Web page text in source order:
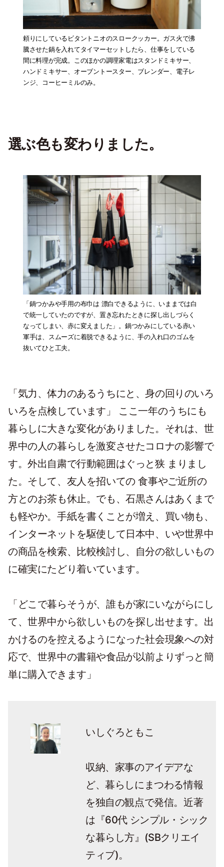
頼りにしているビタントニオのスロークッカー。ガス火で沸
騰させた鍋を入れてタイマーセットしたら、仕事をしている
間に料理が完成。このほかの調理家電はスタンドミキサー、
ハンドミキサー、オーブントースター、ブレンダー、電子レ
ンジ、コーヒーミルのみ。
選ぶ色も変わりました。
「鍋つかみや手用の布巾は 漂白できるように、いままでは白
で統一していたのですが、置き忘れたときに探し出しづらく
なってしまい、赤に変えました」。鍋つかみにしている赤い
軍手は、スムーズに着脱できるように、手の入れ口のゴムを
抜いてひと工夫。
「気力、体力のあるうちにと、身の回りのいろ
いろを点検しています」 ここ一年のうちにも
暮らしに大きな変化がありました。それは、世
界中の人の暮らしを激変させたコロナの影響で
す。外出自粛で行動範囲はぐっと狭 まりまし
た。そして、友人を招いての 食事やご近所の
方とのお茶も休止。でも、石黒さんはあくまで
も軽やか。手紙を書くことが増え、買い物も、
インターネットを駆使して日本中、いや世界中
の商品を検索、比較検討し、自分の欲しいもの
に確実にたどり着いています。
「どこで暮らそうが、誰もが家にいながらにし
て、世界中から欲しいものを探し出せます。出
かけるのを控えるようになった社会現象への対
応で、世界中の書籍や食品が以前よりずっと簡
単に購入できます」
いしぐろともこ
収納、家事のアイデアな
ど、暮らしにまつわる情報
を独自の観点で発信。近著
は『60代 シンプル・シック
な暮らし方』(SBクリエイ
ティブ)。